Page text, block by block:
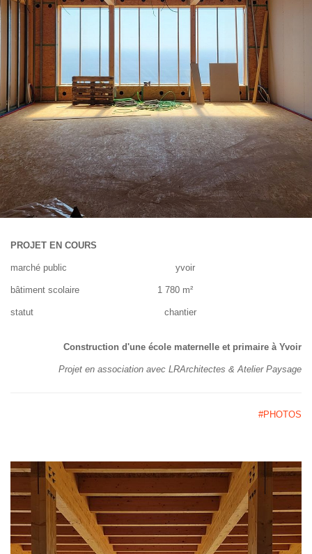
PROJET EN COURS
marché public yvoir
bâtiment scolaire 1 780 m²
statut chantier
Construction d'une école maternelle et primaire à Yvoir
Projet en association avec LRArchitectes & Atelier Paysage
#PHOTOS